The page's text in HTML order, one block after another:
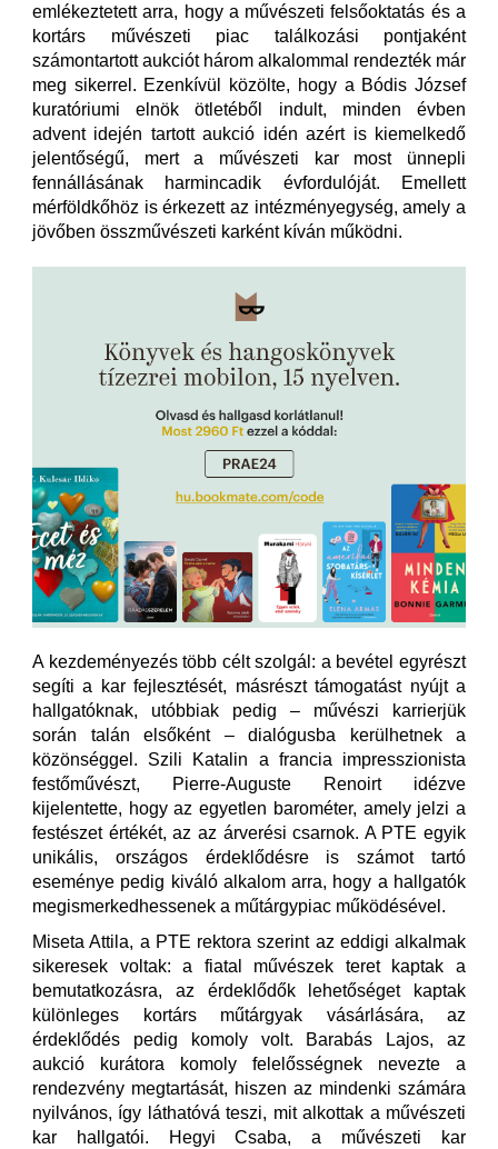
emlékeztetett arra, hogy a művészeti felsőoktatás és a
kortárs művészeti piac találkozási pontjaként
számontartott aukciót három alkalommal rendezték már
meg sikerrel. Ezenkívül közölte, hogy a Bódis József
kuratóriumi elnök ötletéből indult, minden évben
advent idején tartott aukció idén azért is kiemelkedő
jelentőségű, mert a művészeti kar most ünnepli
fennállásának harmincadik évfordulóját. Emellett
mérföldkőhöz is érkezett az intézményegység, amely a
jövőben összművészeti karként kíván működni.
A kezdeményezés több célt szolgál: a bevétel egyrészt
segíti a kar fejlesztését, másrészt támogatást nyújt a
hallgatóknak, utóbbiak pedig – művészi karrierjük
során talán elsőként – dialógusba kerülhetnek a
közönséggel. Szili Katalin a francia impresszionista
festőművészt, Pierre-Auguste Renoirt idézve
kijelentette, hogy az egyetlen barométer, amely jelzi a
festészet értékét, az az árverési csarnok. A PTE egyik
unikális, országos érdeklődésre is számot tartó
eseménye pedig kiváló alkalom arra, hogy a hallgatók
megismerkedhessenek a műtárgypiac működésével.
Miseta Attila, a PTE rektora szerint az eddigi alkalmak
sikeresek voltak: a fiatal művészek teret kaptak a
bemutatkozásra, az érdeklődők lehetőséget kaptak
különleges kortárs műtárgyak vásárlására, az
érdeklődés pedig komoly volt. Barabás Lajos, az
aukció kurátora komoly felelősségnek nevezte a
rendezvény megtartását, hiszen az mindenki számára
nyilvános, így láthatóvá teszi, mit alkottak a művészeti
kar hallgatói. Hegyi Csaba, a művészeti kar